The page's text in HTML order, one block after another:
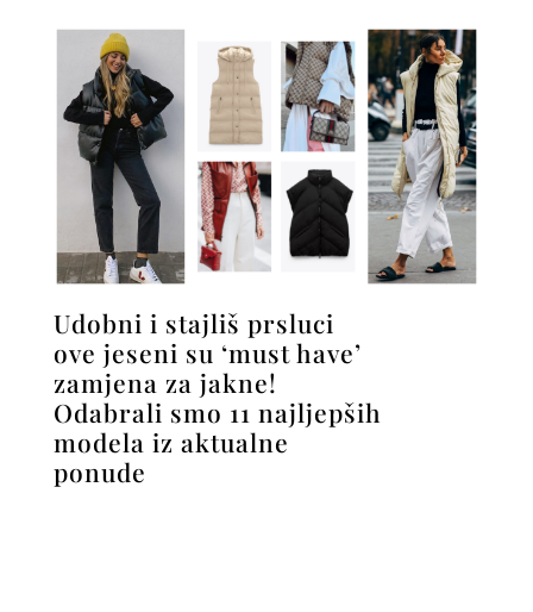
Udobni i stajliš prsluci
ove jeseni su ‘must have’
zamjena za jakne!
Odabrali smo 11 najljepših
modela iz aktualne
ponude